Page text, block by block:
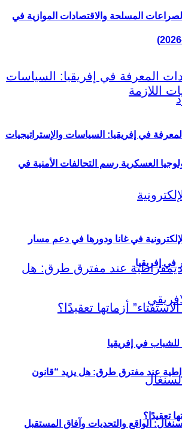
العسكرية رسم التحالفات الأمنية في
عند مفترق طرق: هل يزيد “قانون
تعقيدًا؟
المسلحة والاقتصادات الموازية في
في إفريقيا: السياسات والإستراتيجيات
الإلكترونية في غانا ودورها في دعم مسار
في إفريقيا
للشباب في إفريقيا
الواقع والتحديات وآفاق المستقبل